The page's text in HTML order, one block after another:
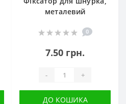
металевий
0
7.50 грн.
- +
ДО КОШИКА